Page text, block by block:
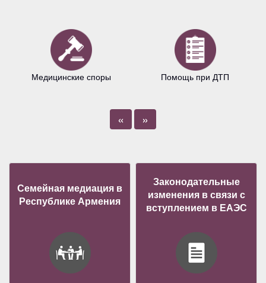
Медицинские споры Помощь при ДТП
« »
Семейная медиация в
Республике Армения
Законодательные
изменения в связи с
вступлением в ЕАЭС